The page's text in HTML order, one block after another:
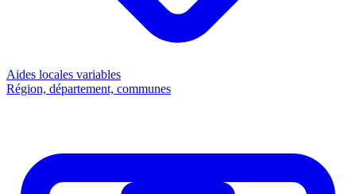
Aides locales variables
Région, département, communes